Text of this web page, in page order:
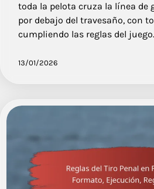
toda la pelota cruza la línea de
por debajo del travesaño, con
cumpliendo las reglas del
13/01/2026